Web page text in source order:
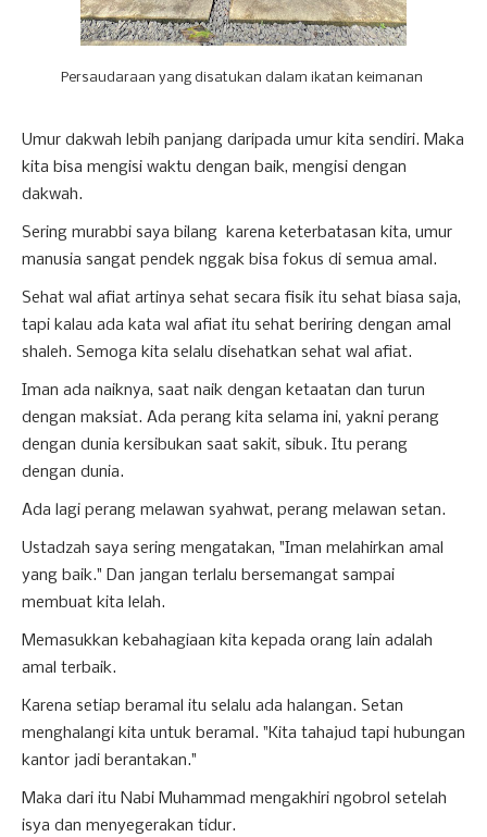
Persaudaraan yang disatukan dalam ikatan keimanan
Umur dakwah lebih panjang daripada umur kita sendiri. Maka
kita bisa mengisi waktu dengan baik, mengisi dengan
dakwah.
Sering murabbi saya bilang karena keterbatasan kita, umur
manusia sangat pendek nggak bisa fokus di semua amal.
Sehat wal afiat artinya sehat secara fisik itu sehat biasa saja,
tapi kalau ada kata wal afiat itu sehat beriring dengan amal
shaleh. Semoga kita selalu disehatkan sehat wal afiat.
Iman ada naiknya, saat naik dengan ketaatan dan turun
dengan maksiat. Ada perang kita selama ini, yakni perang
dengan dunia kersibukan saat sakit, sibuk. Itu perang
dengan dunia.
Ada lagi perang melawan syahwat, perang melawan setan.
Ustadzah saya sering mengatakan, "Iman melahirkan amal
yang baik." Dan jangan terlalu bersemangat sampai
membuat kita lelah.
Memasukkan kebahagiaan kita kepada orang lain adalah
amal terbaik.
Karena setiap beramal itu selalu ada halangan. Setan
menghalangi kita untuk beramal. "Kita tahajud tapi hubungan
kantor jadi berantakan."
Maka dari itu Nabi Muhammad mengakhiri ngobrol setelah
isya dan menyegerakan tidur.